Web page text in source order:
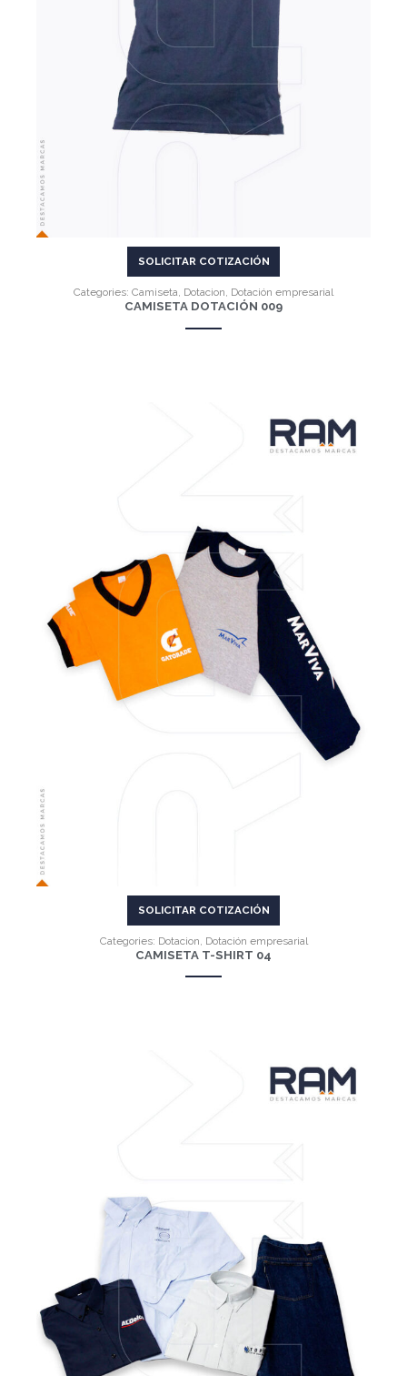
SOLICITAR COTIZACIÓN
Categories: Camiseta, Dotacion, Dotación empresarial
CAMISETA DOTACIÓN 009
VER MÁS
SOLICITAR COTIZACIÓN
Categories: Dotacion, Dotación empresarial
CAMISETA T-SHIRT 04
VER MÁS